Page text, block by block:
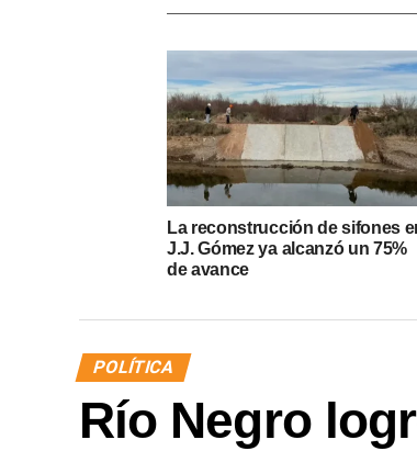
La reconstrucción de sifones
J.J. Gómez ya alcanzó un 75%
de avance
POLÍTICA
Río Negro